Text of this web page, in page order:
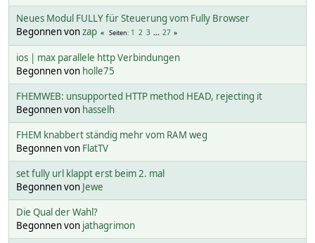
Neues Modul FULLY für Steuerung vom Fully Browser
Begonnen vonzap Seiten 1 2 3 ... 27
ios | max parallele http Verbindungen
Begonnen von holle75
FHEMWEB: unsupported HTTP method HEAD, rejecting it
Begonnen von hasselh
FHEM knabbert ständig mehr vom RAM weg
Begonnen von FlatTV
set fully url klappt erst beim 2. mal
Begonnen von Jewe
Die Qual der Wahl?
Begonnen von jathagrimon